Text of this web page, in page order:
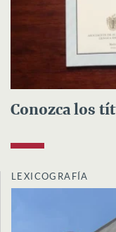
Conozca los
LEXICOGRAFÍA